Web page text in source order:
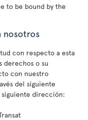
to be bound by the
nosotros
con respecto a esta
derechos o su
con nuestro
del siguiente
dirección: